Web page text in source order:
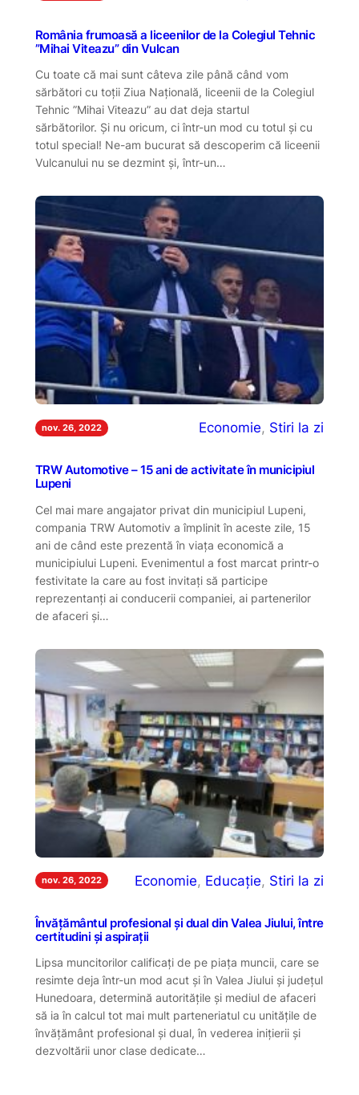
România frumoasă a liceenilor de la Colegiul Tehnic
”Mihai Viteazu” din Vulcan
Cu toate că mai sunt câteva zile până când vom
sărbători cu toții Ziua Națională, liceenii de la Colegiul
Tehnic ”Mihai Viteazu” au dat deja startul
sărbătorilor. Și nu oricum, ci într-un mod cu totul și cu
totul special! Ne-am bucurat să descoperim că liceenii
Vulcanului nu se dezmint și, într-un…
nov. 26, 2022 Economie, Stiri la zi
TRW Automotive – 15 ani de activitate în municipiul
Lupeni
Cel mai mare angajator privat din municipiul Lupeni,
compania TRW Automotiv a împlinit în aceste zile, 15
ani de când este prezentă în viața economică a
municipiului Lupeni. Evenimentul a fost marcat printr-o
festivitate la care au fost invitați să participe
reprezentanți ai conducerii companiei, ai partenerilor
de afaceri și…
nov. 26, 2022 Economie, Educație, Stiri la zi
Învățământul profesional și dual din Valea Jiului, între
certitudini și aspirații
Lipsa muncitorilor calificați de pe piața muncii, care se
resimte deja într-un mod acut și în Valea Jiului și județul
Hunedoara, determină autoritățile și mediul de afaceri
să ia în calcul tot mai mult parteneriatul cu unitățile de
învățământ profesional și dual, în vederea inițierii și
dezvoltării unor clase dedicate…